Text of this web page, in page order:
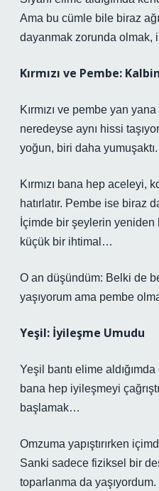
Ama bu cümle bile biraz
dayanmak zorunda olmak,
Kırmızı ve Pembe:
Kırmızı ve pembe yan
neredeyse aynı hissi
yoğun, biri daha yumuşaktı.
Kırmızı bana hep aceleyi,
hatırlatır. Pembe ise biraz
İçimde bir şeylerin
küçük bir ihtimal…
O an düşündüm: Belki de
yaşıyorum ama pembe
Yeşil: İyileşme Umudu
Yeşil bantı elime
bana hep iyileşmeyi
başlamak…
Omzuma yapıştırırken
Sanki sadece fiziksel bir
toparlanma da yaşıyordum.